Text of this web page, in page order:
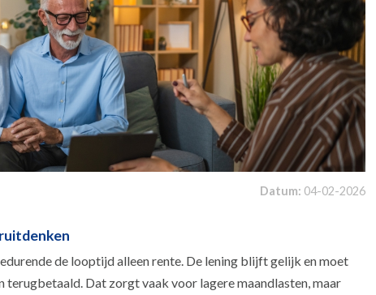
Datum: 04-02-2026
de looptijd alleen rente. De lening blijft gelijk en moet
terugbetaald. Dat zorgt vaak voor lagere maandlasten, maar